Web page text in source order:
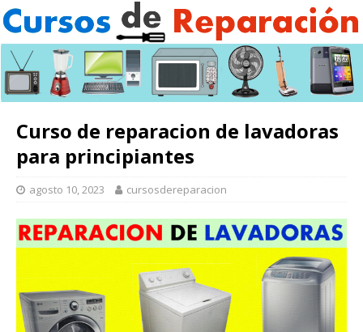
Curso de reparacion de lavadoras
para principiantes
agosto 10, 2023 cursosdereparacion